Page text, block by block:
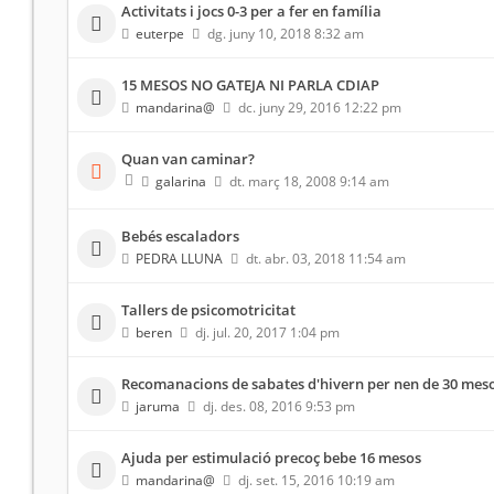
Activitats i jocs 0-3 per a fer en família
euterpe dg. juny 10, 2018 8:32 am
15 MESOS NO GATEJA NI PARLA CDIAP
mandarina@ dc. juny 29, 2016 12:22 pm
Quan van caminar?
galarina dt. març 18, 2008 9:14 am
Bebés escaladors
PEDRA LLUNA dt. abr. 03, 2018 11:54 am
Tallers de psicomotricitat
beren dj. jul. 20, 2017 1:04 pm
Recomanacions de sabates d'hivern per nen de 30
jaruma dj. des. 08, 2016 9:53 pm
Ajuda per estimulació precoç bebe 16 mesos
mandarina@ dj. set. 15, 2016 10:19 am